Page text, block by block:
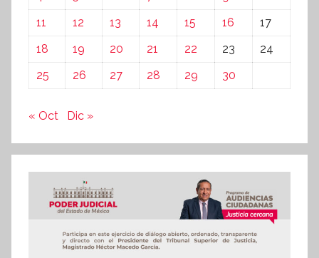
11
12 13 14 15 16
17
18
19 20 21 22 23
24
25
26 27 28 29 30
« Oct Dic »